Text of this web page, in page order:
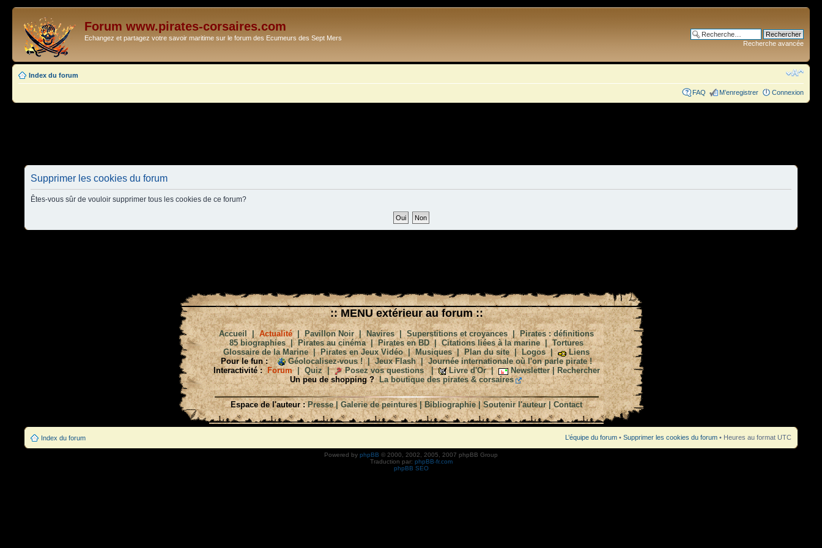
Forum www.pirates-corsaires.com
Echangez et partagez votre savoir maritime sur le forum des Ecumeurs des Sept Mers
Recherche avancée
Index du forum
FAQ M’enregistrer Connexion
Supprimer les cookies du forum
Êtes-vous sûr de vouloir supprimer tous les cookies de ce forum?
:: MENU extérieur au forum ::
Accueil |Actualité|Pavillon Noir|Navires|Superstitions et croyances|Pirates : définitions
85 biographies| Pirates au cinéma|Pirates en BD|Citations liées à la marine|Tortures
Glossaire de la Marine|Pirates en Jeux Vidéo|Musiques|Plan du site|Logos|
Liens
Pour le fun :
Géolocalisez-vous !|Jeux Flash|Journée internationale où l'on parle pirate !
Interactivité : Forum| Quiz| Posez vos questions| Livre d'Or| Newsletter| Rechercher
Un peu de shopping ?
La boutique des pirates & corsaires
Espace de l'auteur : Presse|Galerie de peintures|Bibliographie|Soutenir l'auteur|Contact
Index du forum L’équipe du forum • Supprimer les cookies du forum • Heures au format UTC
Powered by phpBB © 2000, 2002, 2005, 2007 phpBB Group
Traduction par: phpBB-fr.com
phpBB SEO